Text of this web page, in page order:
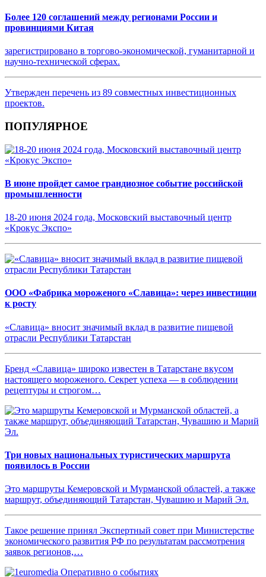
Более 120 соглашений между регионами России и
провинциями Китая
зарегистрировано в торгово-экономической, гуманитарной и
научно-технической сферах.
Утвержден перечень из 89 совместных инвестиционных
проектов.
ПОПУЛЯРНОЕ
В июне пройдет самое грандиозное событие российской
промышленности
18-20 июня 2024 года, Московский выставочный центр
«Крокус Экспо»
ООО «Фабрика мороженого «Славица»: через инвестиции
к росту
«Славица» вносит значимый вклад в развитие пищевой
отрасли Республики Татарстан
Бренд «Славица» широко известен в Татарстане вкусом
настоящего мороженого. Секрет успеха — в соблюдении
рецептуры и строгом…
Три новых национальных туристических маршрута
появилось в России
Это маршруты Кемеровской и Мурманской областей, а также
маршрут, объединяющий Татарстан, Чувашию и Марий Эл.
Такое решение принял Экспертный совет при Министерстве
экономического развития РФ по результатам рассмотрения
заявок регионов,…